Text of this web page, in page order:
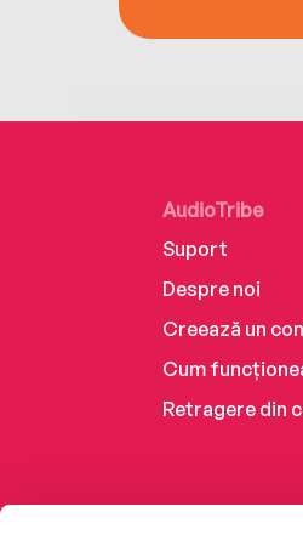
AudioTribe
Suport
Despre noi
Creează un
Cum
Retragere din